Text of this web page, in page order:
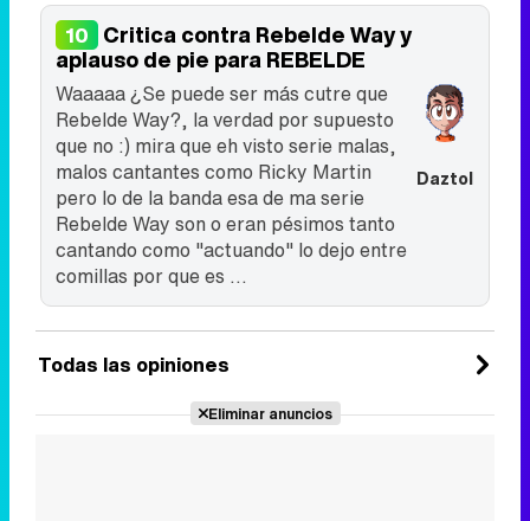
10 Critica contra Rebelde Way y
aplauso de pie para REBELDE
Daztol
Waaaaa ¿Se puede ser más cutre que
Rebelde Way?, la verdad por supuesto
que no :) mira que eh visto serie malas,
malos cantantes como Ricky Martin
pero lo de la banda esa de ma serie
Rebelde Way son o eran pésimos tanto
cantando como "actuando" lo dejo entre
comillas por que es ...
Todas las opiniones
Eliminar anuncios